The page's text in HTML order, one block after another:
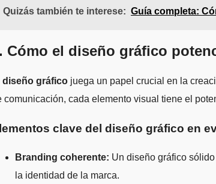
Quizás también te interese: Guía completa:
Cómo el diseño gráfico
diseño gráfico juega un papel crucial en la
comunicación, cada elemento visual tiene el
clave del diseño gráfico en
Branding coherente: Un diseño gráfico
la identidad de la marca.